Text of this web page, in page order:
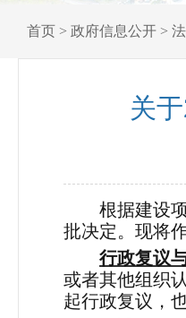
首页 > 政府信息公开 >
关
根据建设
批决定。现将
行政复议
或者其他组织
起行政复议，